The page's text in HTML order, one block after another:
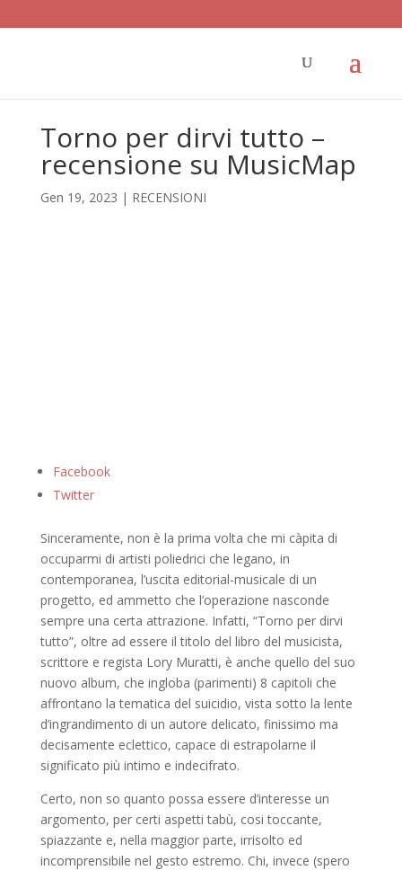
Torno per dirvi tutto –
recensione su MusicMap
Gen 19, 2023 | RECENSIONI
Facebook
Twitter
Sinceramente, non è la prima volta che mi càpita di
occuparmi di artisti poliedrici che legano, in
contemporanea, l’uscita editorial-musicale di un
progetto, ed ammetto che l’operazione nasconde
sempre una certa attrazione. Infatti, “Torno per dirvi
tutto”, oltre ad essere il titolo del libro del musicista,
scrittore e regista Lory Muratti, è anche quello del suo
nuovo album, che ingloba (parimenti) 8 capitoli che
affrontano la tematica del suicidio, vista sotto la lente
d’ingrandimento di un autore delicato, finissimo ma
decisamente eclettico, capace di estrapolarne il
significato più intimo e indecifrato.
Certo, non so quanto possa essere d’interesse un
argomento, per certi aspetti tabù, cosi toccante,
spiazzante e, nella maggior parte, irrisolto ed
incomprensibile nel gesto estremo. Chi, invece (spero